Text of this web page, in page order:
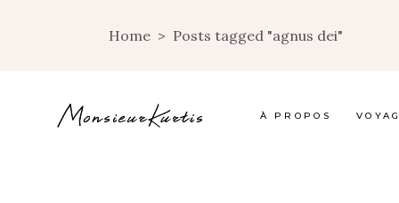
Home > Posts tagged "agnus dei"
À PROPOS